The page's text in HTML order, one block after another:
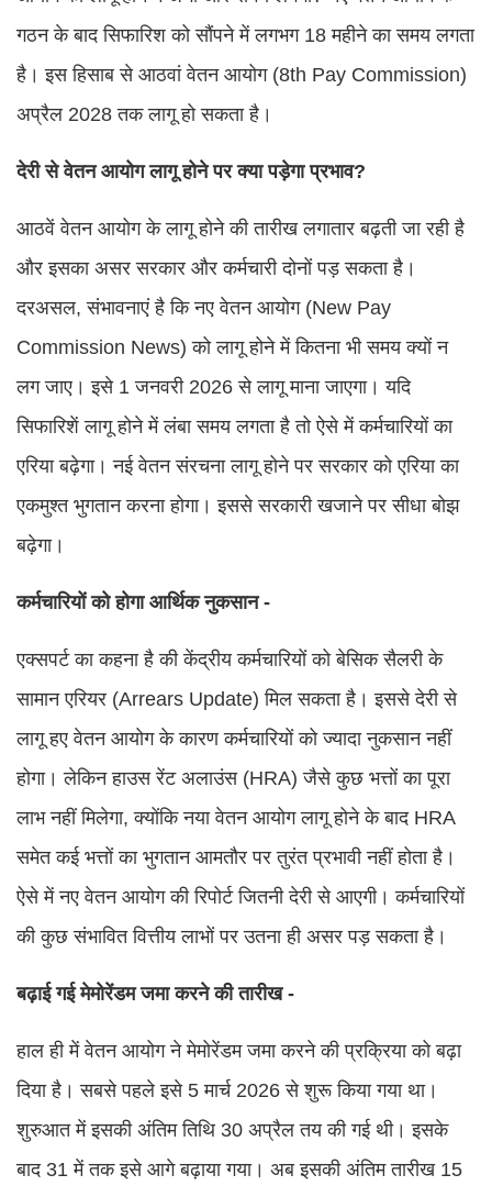
गठन के बाद सिफारिश को सौंपने में लगभग 18 महीने का समय लगता
है। इस हिसाब से आठवां वेतन आयोग (8th Pay Commission)
अप्रैल 2028 तक लागू हो सकता है।
देरी से वेतन आयोग लागू होने पर क्या पड़ेगा प्रभाव?
आठवें वेतन आयोग के लागू होने की तारीख लगातार बढ़ती जा रही है
और इसका असर सरकार और कर्मचारी दोनों पड़ सकता है।
दरअसल, संभावनाएं है कि नए वेतन आयोग (New Pay
Commission News) को लागू होने में कितना भी समय क्यों न
लग जाए। इसे 1 जनवरी 2026 से लागू माना जाएगा। यदि
सिफारिशें लागू होने में लंबा समय लगता है तो ऐसे में कर्मचारियों का
एरिया बढ़ेगा। नई वेतन संरचना लागू होने पर सरकार को एरिया का
एकमुश्त भुगतान करना होगा। इससे सरकारी खजाने पर सीधा बोझ
बढ़ेगा।
कर्मचारियों को होगा आर्थिक नुकसान -
एक्सपर्ट का कहना है की केंद्रीय कर्मचारियों को बेसिक सैलरी के
सामान एरियर (Arrears Update) मिल सकता है। इससे देरी से
लागू हए वेतन आयोग के कारण कर्मचारियों को ज्यादा नुकसान नहीं
होगा। लेकिन हाउस रेंट अलाउंस (HRA) जैसे कुछ भत्तों का पूरा
लाभ नहीं मिलेगा, क्योंकि नया वेतन आयोग लागू होने के बाद HRA
समेत कई भत्तों का भुगतान आमतौर पर तुरंत प्रभावी नहीं होता है।
ऐसे में नए वेतन आयोग की रिपोर्ट जितनी देरी से आएगी। कर्मचारियों
की कुछ संभावित वित्तीय लाभों पर उतना ही असर पड़ सकता है।
बढ़ाई गई मेमोरेंडम जमा करने की तारीख -
हाल ही में वेतन आयोग ने मेमोरेंडम जमा करने की प्रक्रिया को बढ़ा
दिया है। सबसे पहले इसे 5 मार्च 2026 से शुरू किया गया था।
शुरुआत में इसकी अंतिम तिथि 30 अप्रैल तय की गई थी। इसके
बाद 31 में तक इसे आगे बढ़ाया गया। अब इसकी अंतिम तारीख 15